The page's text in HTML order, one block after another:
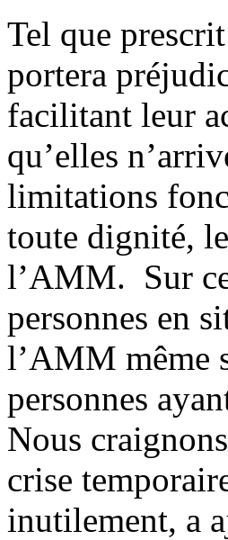
Tel que
portera
facilitant leur
qu’elles
limitations
toute dignité,
l’AMM. Sur
personnes en
l’AMM même
personnes
Nous
crise
inutilement, a